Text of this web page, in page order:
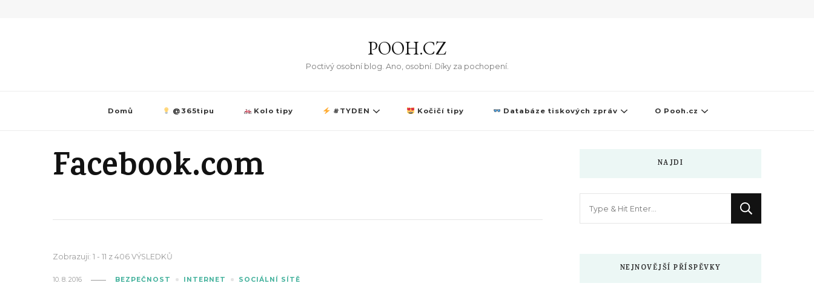
POOH.CZ
Poctivý osobní blog. Ano, osobní. Díky za pochopení.
Domů @365tipu Kolo tipy #TYDEN Kočičí tipy Databáze tiskových zpráv O Pooh.cz
Facebook.com
Zobrazuji: 1 - 11 z 406 VÝSLEDKŮ
10. 8. 2016 BEZPEČNOST INTERNET SOCIÁLNÍ SÍTĚ
NAJDI
NEJNOVĚJŠÍ PŘÍSPĚVKY